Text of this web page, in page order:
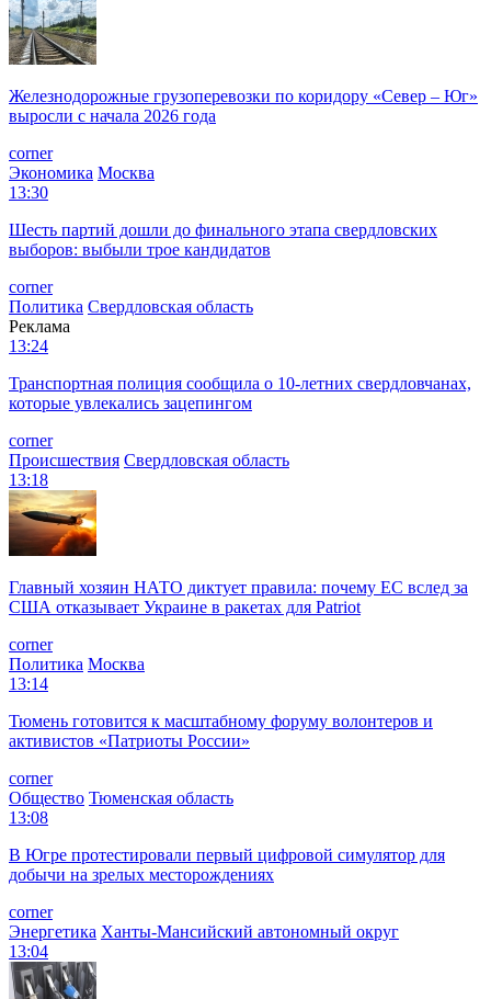
Железнодорожные грузоперевозки по коридору «Север – Юг»
выросли с начала 2026 года
corner
Экономика Москва
13:30
Шесть партий дошли до финального этапа свердловских
выборов: выбыли трое кандидатов
corner
Политика Свердловская область
Реклама
13:24
Транспортная полиция сообщила о 10-летних свердловчанах,
которые увлекались зацепингом
corner
Происшествия Свердловская область
13:18
Главный хозяин НАТО диктует правила: почему ЕС вслед за
США отказывает Украине в ракетах для Patriot
corner
Политика Москва
13:14
Тюмень готовится к масштабному форуму волонтеров и
активистов «Патриоты России»
corner
Общество Тюменская область
13:08
В Югре протестировали первый цифровой симулятор для
добычи на зрелых месторождениях
corner
Энергетика Ханты-Мансийский автономный округ
13:04